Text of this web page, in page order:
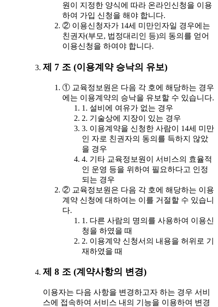
원이 지정한 양식에 따라 온라인신청을 이용
하여 가입 신청을 해야 합니다.
② 이용신청자가 14세 미만인자일 경우에는
친권자(부모, 법정대리인 등)의 동의를 얻어
이용신청을 하여야 합니다.
제 7 조 (이용계약 승낙의 유보)
① 교육정보원은 다음 각 호에 해당하는 경우
에는 이용계약의 승낙을 유보할 수 있습니다.
1. 설비에 여유가 없는 경우
2. 기술상에 지장이 있는 경우
3. 이용계약을 신청한 사람이 14세 미만
인 자로 친권자의 동의를 득하지 않았
을 경우
4. 기타 교육정보원이 서비스의 효율적
인 운영 등을 위하여 필요하다고 인정
되는 경우
② 교육정보원은 다음 각 호에 해당하는 이용
계약 신청에 대하여는 이를 거절할 수 있습니
다.
1. 다른 사람의 명의를 사용하여 이용신
청을 하였을 때
2. 이용계약 신청서의 내용을 허위로 기
재하였을 때
제 8 조 (계약사항의 변경)
이용자는 다음 사항을 변경하고자 하는 경우 서비
스에 접속하여 서비스 내의 기능을 이용하여 변경